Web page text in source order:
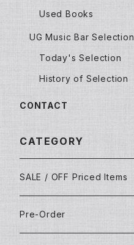
Used Books
UG Music Bar Selection
Today's Selection
History of Selection
CONTACT
CATEGORY
SALE / OFF Priced Items
Dead Stocks
Pre-Order